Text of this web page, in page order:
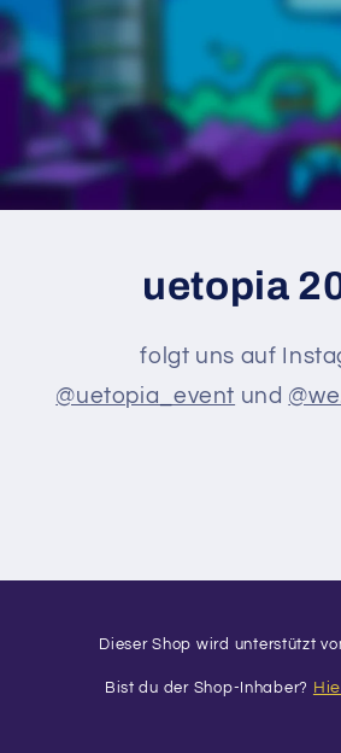
uetopia
folgt uns auf
@uetopia_event und
Dieser Shop wird unterstützt
Bist du der Shop-Inhaber?